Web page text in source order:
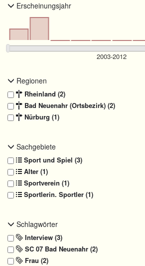
Erscheinungsjahr
Regionen
Rheinland (2)
Bad Neuenahr (Ortsbezirk) (2)
Nürburg (1)
Sachgebiete
Sport und Spiel (3)
Alter (1)
Sportverein (1)
Sportlerin. Sportler (1)
Schlagwörter
Interview (3)
SC 07 Bad Neuenahr (2)
Frau (2)